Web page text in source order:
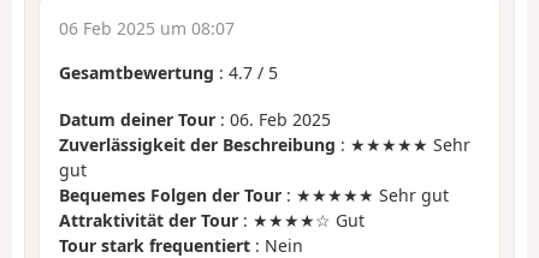
06 Feb 2025 um 08:07
Gesamtbewertung : 4.7 / 5
Datum deiner Tour : 06. Feb 2025
Zuverlässigkeit der Beschreibung : ★★★★★ Sehr
gut
Bequemes Folgen der Tour : ★★★★★ Sehr gut
Attraktivität der Tour : ★★★★☆ Gut
Tour stark frequentiert : Nein